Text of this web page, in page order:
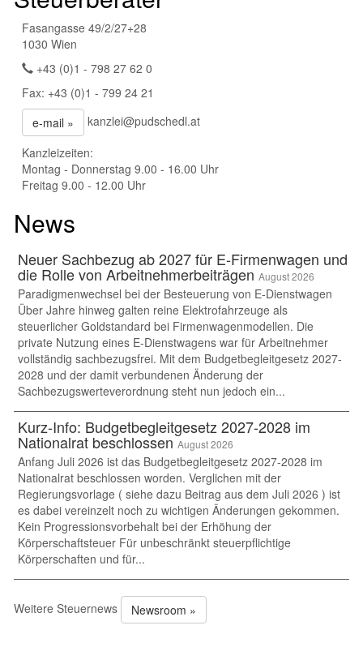
Fasangasse 49/2/27+28
1030 Wien
+43 (0)1 - 798 27 62 0
Fax: +43 (0)1 - 799 24 21
e-mail »
kanzlei@pudschedl.at
Kanzleizeiten:
Montag - Donnerstag 9.00 - 16.00 Uhr
Freitag 9.00 - 12.00 Uhr
News
Neuer Sachbezug ab 2027 für E-Firmenwagen und
die Rolle von Arbeitnehmer​­beiträgen August 2026
Paradigmenwechsel bei der Besteuerung von E-Dienstwagen
Über Jahre hinweg galten reine Elektrofahrzeuge als
steuerlicher Goldstandard bei Firmenwagenmodellen. Die
private Nutzung eines E-Dienstwagens war für Arbeitnehmer
vollständig sachbezugsfrei. Mit dem Budgetbegleitgesetz 2027-
2028 und der damit verbundenen Änderung der
Sachbezugswerteverordnung steht nun jedoch ein...
Kurz-Info: Budgetbegleitgesetz 2027-2028 im
Nationalrat beschlossenAugust 2026
Anfang Juli 2026 ist das Budgetbegleitgesetz 2027-2028 im
Nationalrat beschlossen worden. Verglichen mit der
Regierungsvorlage ( siehe dazu Beitrag aus dem Juli 2026 ) ist
es dabei vereinzelt noch zu wichtigen Änderungen gekommen.
Kein Progressionsvorbehalt bei der Erhöhung der
Körperschaftsteuer Für unbeschränkt steuerpflichtige
Körperschaften und für...
Weitere Steuernews Newsroom »